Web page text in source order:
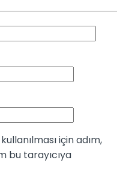
için adım,
bu tarayıcıya